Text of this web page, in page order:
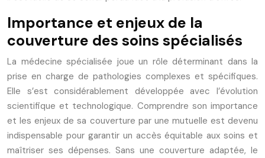
Importance et enjeux de la
couverture des soins spécialisés
La médecine spécialisée joue un rôle déterminant dans la
prise en charge de pathologies complexes et spécifiques.
Elle s’est considérablement développée avec l’évolution
scientifique et technologique. Comprendre son importance
et les enjeux de sa couverture par une mutuelle est devenu
indispensable pour garantir un accès équitable aux soins et
maîtriser ses dépenses. Sans une couverture adaptée, le